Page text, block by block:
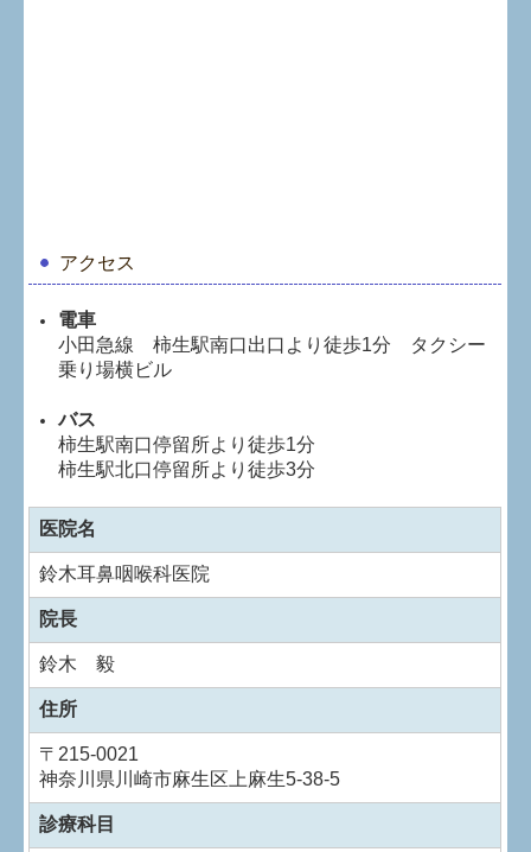
アクセス
電車
小田急線 柿生駅南口出口より徒歩1分 タクシー
乗り場横ビル
バス
柿生駅南口停留所より徒歩1分
柿生駅北口停留所より徒歩3分
医院名
鈴木耳鼻咽喉科医院
院長
鈴木 毅
住所
〒 215-0021
神奈川県川崎市麻生区上麻生5-38-5
診療科目